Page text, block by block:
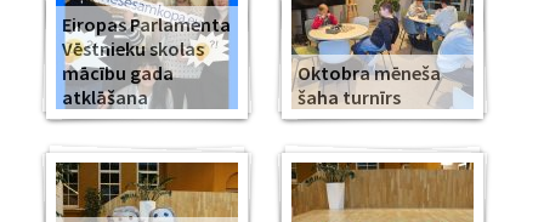
Eiropas Parlamenta
Vēstnieku skolas
mācību gada
atklāšana
Oktobra mēneša
šaha turnīrs